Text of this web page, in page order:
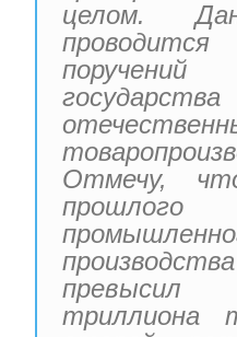
целом.
Отмечу,
прошлого